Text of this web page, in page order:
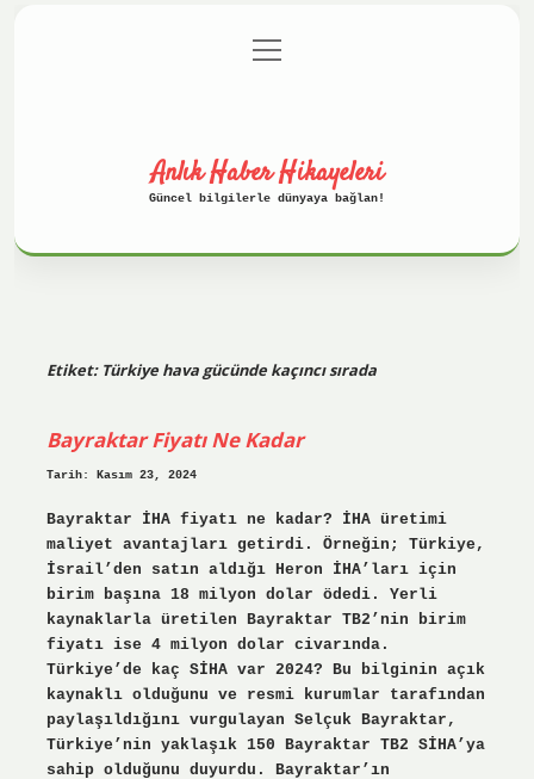
Gizlilik Politikası
menüyü
aç
Anlık Haber Hikayeleri
Güncel bilgilerle dünyaya bağlan!
Etiket: Türkiye hava gücünde kaçıncı sırada
Bayraktar Fiyatı Ne Kadar
Tarih: Kasım 23, 2024
Bayraktar İHA fiyatı ne kadar? İHA üretimi
maliyet avantajları getirdi. Örneğin; Türkiye,
İsrail’den satın aldığı Heron İHA’ları için
birim başına 18 milyon dolar ödedi. Yerli
kaynaklarla üretilen Bayraktar TB2’nin birim
fiyatı ise 4 milyon dolar civarında.
Türkiye’de kaç SİHA var 2024? Bu bilginin açık
kaynaklı olduğunu ve resmi kurumlar tarafından
paylaşıldığını vurgulayan Selçuk Bayraktar,
Türkiye’nin yaklaşık 150 Bayraktar TB2 SİHA’ya
sahip olduğunu duyurdu. Bayraktar’ın